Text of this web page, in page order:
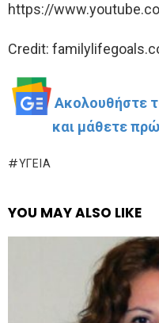
https://
Credit:
Ακολουθήστε
και μάθετε
ΥΓΕΊΑ
YOU MAY ALSO LIKE